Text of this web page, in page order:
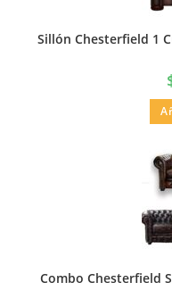
Sillón Chesterfield 1
Combo Chesterfield